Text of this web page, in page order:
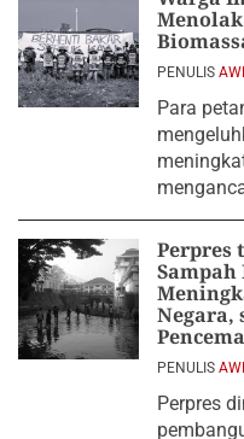
Menolak
PENULIS
Para
Perpres
Negara,
PENULIS
Perpres